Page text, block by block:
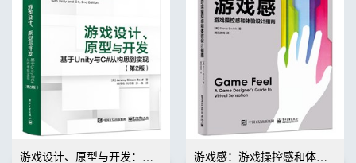
游戏叙事协调 155
当叙事影响到设计时 158
三幕式任务 159
惊喜、可信度……和公平 159
关于关卡与任务开发的最后思考 161
12 环境 162
把一切都融入其中 163
结构 163
环境叙事 166